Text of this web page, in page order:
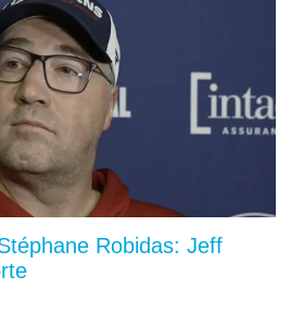
Robidas: Jeff